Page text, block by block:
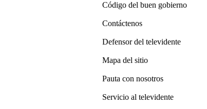
Código del buen gobierno
Contáctenos
Defensor del televidente
Mapa del sitio
Pauta con nosotros
Servicio al televidente